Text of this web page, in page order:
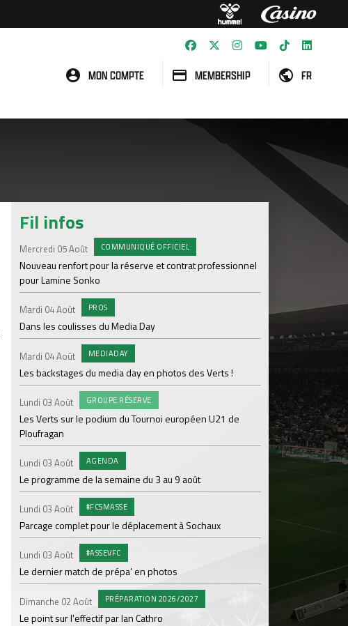
MON COMPTE MEMBERSHIP FR
Fil infos
Mercredi 05 Août COMMUNIQUÉ OFFICIEL
Nouveau renfort pour la réserve et contrat professionnel
pour Lamine Sonko
Mardi 04 Août PROS
Dans les coulisses du Media Day
Mardi 04 Août MEDIADAY
Les backstages du media day en photos des Verts !
Lundi 03 Août GROUPE RÉSERVE
Les Verts sur le podium du Tournoi européen U21 de
Ploufragan
Lundi 03 Août AGENDA
Le programme de la semaine du 3 au 9 août
Lundi 03 Août #FCSMASSE
Parcage complet pour le déplacement à Sochaux
Lundi 03 Août #ASSEVFC
Le dernier match de prépa' en photos
Dimanche 02 Août PRÉPARATION 2026/2027
Le point sur l'effectif par Ian Cathro
ASSE - Venise en
Samedi 01 Août
Vendredi 31 Juil.
ASSE- Venise
Vendredi 31 Juil.
L'ASSE et hummel
maillot extérieur
Mercredi 29 Juil.
Le match face à